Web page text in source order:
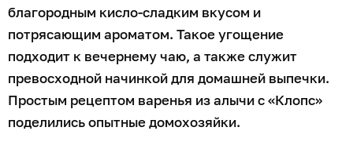
благородным кисло-сладким вкусом и
потрясающим ароматом. Такое угощение
подходит к вечернему чаю, а также служит
превосходной начинкой для домашней выпечки.
Простым рецептом варенья из алычи с «Клопс»
поделились опытные домохозяйки.